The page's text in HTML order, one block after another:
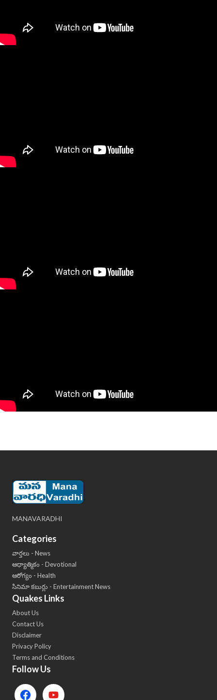
MANAVARADHI
Categories
వార్తలు - News
ఆధ్యాత్మికం - Devotional
ఆరోగ్యం - Health
సినిమా కబుర్లు - Entertainment News
Quakes Links
About Us
Contact Us
Disclaimer
Privacy Policy
Terms and Conditions
Follow Us